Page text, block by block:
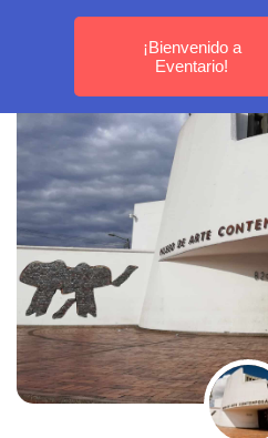
MEDELLÍN -
¡Bienvenido a
Eventario!